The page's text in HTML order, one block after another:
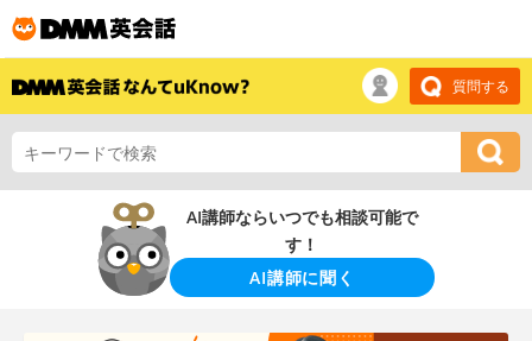
質問する
AI講師ならいつでも相談可能で
す！
AI講師に聞く